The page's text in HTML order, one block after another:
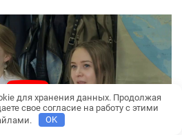
для хранения данных. Продолжая
свое согласие на работу с этими
OK